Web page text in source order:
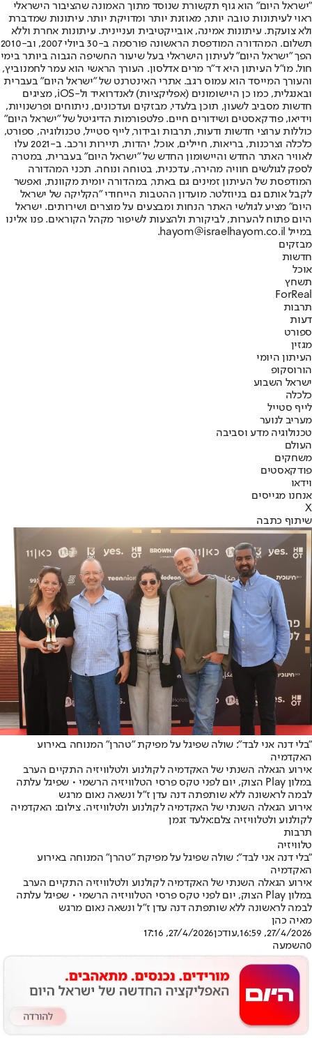
"ישראל היום" הוא גוף תקשורת שנוסד מתוך האמונה שהציבור הישראלי
ראוי לעיתונות טובה יותר, מאוזנת יותר ומדויקת יותר. עיתונות שמדברת
ולא צועקת. עיתונות אמינה, אובייקטיבית ועניינית. עיתונות אחרת וללא
תשלום. המהדורה המודפסת הראשונה פורסמה ב-30 ביולי 2007, וב-2010
הפך "ישראל היום" לעיתון הישראלי בעל שיעור החשיפה הגבוה ביותר בימי
חול. מו"ל העיתון היא ד"ר מרים אדלסון. העורך הראשי הוא עמר לחמנוביץ,
והעורך המייסד הוא עמוס רגב. אתרי האינטרנט של "ישראל היום" בעברית
ובאנגלית, כמו כן היישומונים (אפליקציות) לאנדרואיד ול-iOS, מציגים
חדשות מסביב לשעון, תוכן בלעדי, מבזקים ועדכונים, ניתוחים ופרשנויות,
וידיאו, פודקאסטים ושידורים חיים. פלטפורמות הדיגיטל של "ישראל היום"
כוללות ערוצי חדשות ודעות, תרבות ובידור, לייף סטייל, טכנולוגיה, ספורט,
כלכלה וצרכנות, בריאות, חיילים, אוכל, יהדות, תיירות ורכב. ב-2021 עלו
לאוויר האתר החדש והיישומון החדש של "ישראל היום" בעברית, במטרה
לספק לגולשים חוויה מהירה, עדכנית, בטוחה ונוחה. תכני המהדורה
המודפסת של העיתון זמינים גם באתר, במהדורה יומית מקוונת, ואפשר
לקבל אותם גם בניוזלטר. מועדון ההטבות הייחודי "הקליקה של ישראל
היום" מציע לגולשי האתר הנחות ומבצעים על מוצרים ושירותים. ישראל
היום פתוח להערות, לביקורת ולהצעות לשיפור מקהל הקוראים. פנו אלינו
במייל hayom@israelhayom.co.il.
מבזקים
חדשות
אוכל
תשחץ
ForReal
תרבות
דעות
ספורט
מגזין
העיתון היומי
הורוסקופ
ישראל השבוע
כלכלה
לייף סטייל
מעריב לנוער
טכנולוגיה מדע וסביבה
העולם
משחקים
פודקאסטים
וידאו
אנחנו מגייסים
X
שיתוף כתבה
"בלי דנה אני לבד": שולה שפיגל על מפיקת "טהרן" המנוחה באירוע
האקדמיה
אירוע הגאלה השנתי של האקדמיה לקולנוע ולטלוויזיה התקיים הערב
במלון Play הצוק, יום לפני טקס פרסי הטלוויזיה הרשמי • שפיגל עלתה
לבמה לראשונה ללא שותפתה דנה עדן ז"ל ונשאה נאום מרגש
אירוע הגאלה השנתי של האקדמיה לקולנוע ולטלוויזיה. צילום: האקדמיה
לקולנוע ולטלוויזיה צלם:אלעד זגמן
תרבות
טלוויזיה
"בלי דנה אני לבד": שולה שפיגל על מפיקת "טהרן" המנוחה באירוע
האקדמיה
אירוע הגאלה השנתי של האקדמיה לקולנוע ולטלוויזיה התקיים הערב
במלון Play הצוק, יום לפני טקס פרסי הטלוויזיה הרשמי • שפיגל עלתה
לבמה לראשונה ללא שותפתה דנה עדן ז"ל ונשאה נאום מרגש
מאיה כהן
27/4/2026, 16:59
,עודכן27/4/2026, 17:16
0השמעה